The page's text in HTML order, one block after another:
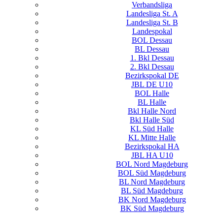
Verbandsliga
Landesliga St. A
Landesliga St. B
Landespokal
BOL Dessau
BL Dessau
1. Bkl Dessau
2. Bkl Dessau
Bezirkspokal DE
JBL DE U10
BOL Halle
BL Halle
Bkl Halle Nord
Bkl Halle Süd
KL Süd Halle
KL Mitte Halle
Bezirkspokal HA
JBL HA U10
BOL Nord Magdeburg
BOL Süd Magdeburg
BL Nord Magdeburg
BL Süd Magdeburg
BK Nord Magdeburg
BK Süd Magdeburg